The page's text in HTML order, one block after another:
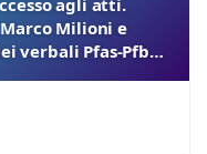
Milioni e
verbali Pfas-Pfba